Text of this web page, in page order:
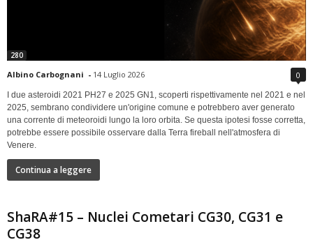
280
Albino Carbognani - 14 Luglio 2026 0
I due asteroidi 2021 PH27 e 2025 GN1, scoperti rispettivamente nel 2021 e nel
2025, sembrano condividere un'origine comune e potrebbero aver generato
una corrente di meteoroidi lungo la loro orbita. Se questa ipotesi fosse corretta,
potrebbe essere possibile osservare dalla Terra fireball nell'atmosfera di
Venere.
Continua a leggere
ShaRA#15 – Nuclei Cometari CG30, CG31 e
CG38